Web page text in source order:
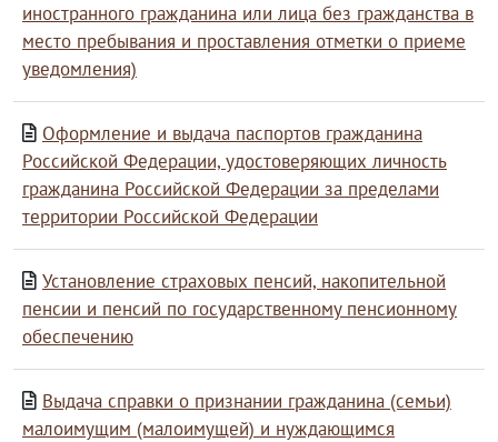
иностранного гражданина или лица без гражданства в
место пребывания и проставления отметки о приеме
уведомления)
Оформление и выдача паспортов гражданина
Российской Федерации, удостоверяющих личность
гражданина Российской Федерации за пределами
территории Российской Федерации
Установление страховых пенсий, накопительной
пенсии и пенсий по государственному пенсионному
обеспечению
Выдача справки о признании гражданина (семьи)
малоимущим (малоимущей) и нуждающимся